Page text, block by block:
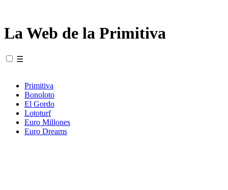
La Web de la Primitiva
☰
Primitiva
Bonoloto
El Gordo
Lototurf
Euro Millones
Euro Dreams